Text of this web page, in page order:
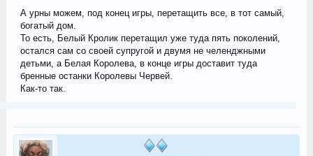
А урны можем, под конец игры, перетащить все, в тот самый,
богатый дом.
То есть, Белый Кролик перетащил уже туда пять поколений,
остался сам со своей супругой и двумя не челенджными
детьми, а Белая Королева, в конце игры доставит туда
бренные останки Королевы Червей.
Как-то так.